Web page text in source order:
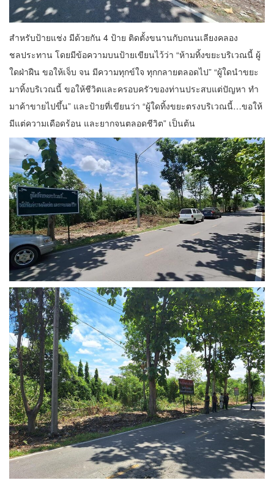
สำหรับป้ายแช่ง มีด้วยกัน 4 ป้าย ติดตั้งขนานกับถนนเลียงคลอง
ชลประทาน โดยมีข้อความบนป้ายเขียนไว้ว่า “ห้ามทิ้งขยะบริเวณนี้ ผู้
ใดฝ่าฝืน ขอให้เจ็บ จน มีความทุกข์ใจ ทุกกลายตลอดไป” “ผู้ใดนำขยะ
มาทิ้งบริเวณนี้ ขอให้ชีวิตและครอบครัวของท่านประสบแต่ปัญหา ทำ
มาค้าขายไปขึ้น” และป้ายที่เขียนว่า “ผู้ใดทิ้งขยะตรงบริเวณนี้…ขอให้
มีแต่ความเดือดร้อน และยากจนตลอดชีวิต” เป็นต้น